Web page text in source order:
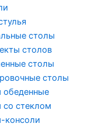
столы
столов
столы
столы
стеклом
консоли